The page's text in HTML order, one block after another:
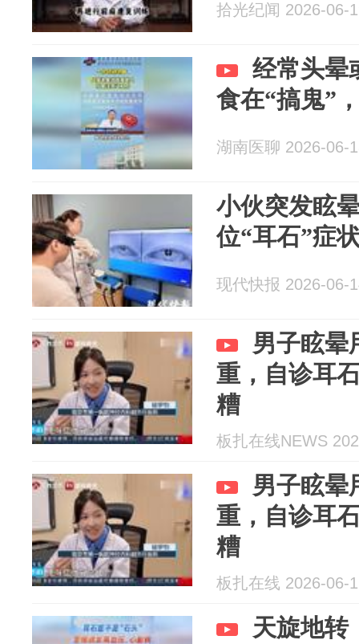
拾光纪闻 2026-06-
经常头晕
食在“搞鬼”
湖南医聊 2026-06-
小伙突发眩
位“耳石”症
现代快报 2026-06-
男子眩晕
重，自诊耳
糟
板扎在线NEWS
男子眩晕
重，自诊耳
糟
板扎在线 2026-06-
天旋地转